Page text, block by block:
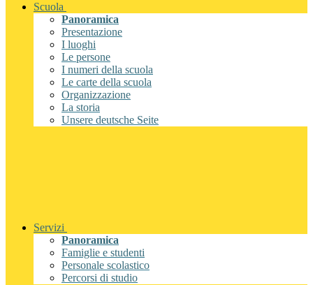
Scuola
Panoramica
Presentazione
I luoghi
Le persone
I numeri della scuola
Le carte della scuola
Organizzazione
La storia
Unsere deutsche Seite
Servizi
Panoramica
Famiglie e studenti
Personale scolastico
Percorsi di studio